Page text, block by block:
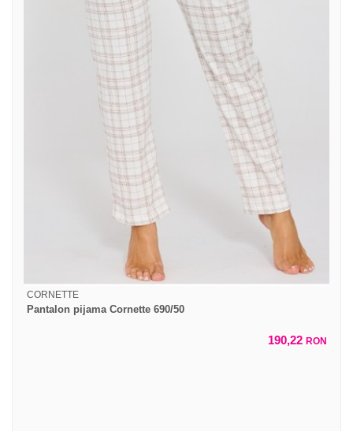
CORNETTE
Pantalon pijama Cornette 690/50
190,22 RON